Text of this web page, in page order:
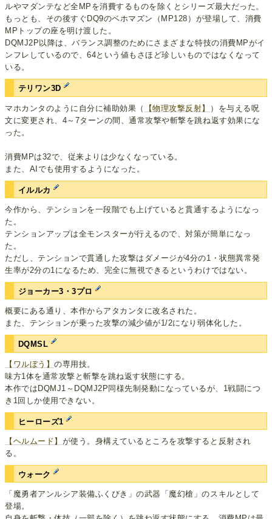
ルやマダンテなど全MPを消費するものを除くとシリーズ最大だった。
もっとも、その後すぐDQ9のベホマズン（MP128）が登場して、消費
MPトップの座を明け渡した。
DQMJ2P以降は、バランス調整のためにさまざまな特技の消費MPがイ
ンフレしているので、64という値もさほど珍しいものではなくなって
いる。
テリワン3D
マホカンタのように自分に補助効果（ 【物理攻撃反射】
）を与える呪
文に変更され、4～7ターンの間、通常攻撃や斬撃を跳ね返す効果にな
った。
消費MPは32で、従来よりは少なくなっている。
また、AIでも使用するようになった。
イルルカ
今作から、テンションを一段階でも上げていると貫通するようになっ
た。
テンションアップは全モンスターが行えるので、対策が簡単になっ
た。
ただし、テンションで貫通した攻撃はダメージが4分の1・状態異常発
生率が2分の1になるため、完全に無視できるというわけではない。
ジョーカー3・3プロ
概要にある通り、本作からアタカンタに改名された。
また、テンションが乗った攻撃の減少値が1/2になり弱体化した。
DQMSL
【ワルぼう】の専用技。
味方1体を通常攻撃と斬撃を跳ね返す状態にする。
本作ではDQMJ1～DQMJ2P同様先制発動になっているが、1戦闘につ
き1回しか使用できない。
ヒーローズ1
【ヘルムード】 が使う。身構えているところを攻撃すると反射され
る。
ウォーク
「魔勇者アンルシア装備ふくびき」の武器「魔幻槍」のスキルとして
登場。